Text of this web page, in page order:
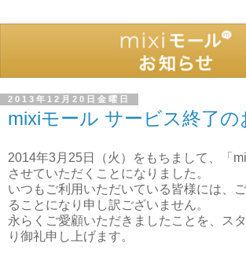
2013年12月20日金曜日
mixiモール サービス終了の
2014年3月25日（火）をもちまして、「
させていただくことになりました。
いつもご利用いただいている皆様には、
ることになり申し訳ございません。
永らくご愛顧いただきましたことを、ス
り御礼申し上げます。